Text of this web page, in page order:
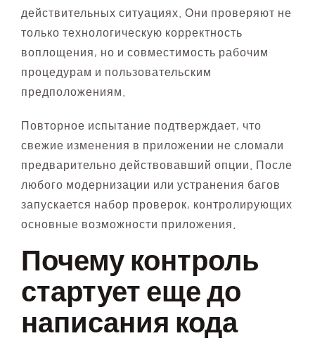
действительных ситуациях. Они проверяют не
только технологическую корректность
воплощения, но и совместимость рабочим
процедурам и пользовательским
предположениям.
Повторное испытание подтверждает, что
свежие изменения в приложении не сломали
предварительно действовавший опции. После
любого модернизации или устранения багов
запускается набор проверок, контролирующих
основные возможности приложения.
Почему контроль
стартует еще до
написания кода